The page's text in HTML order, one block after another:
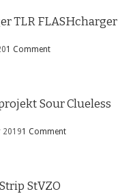
TLR FLASHcharger
1 Comment
Sour Clueless
20191 Comment
StVZO